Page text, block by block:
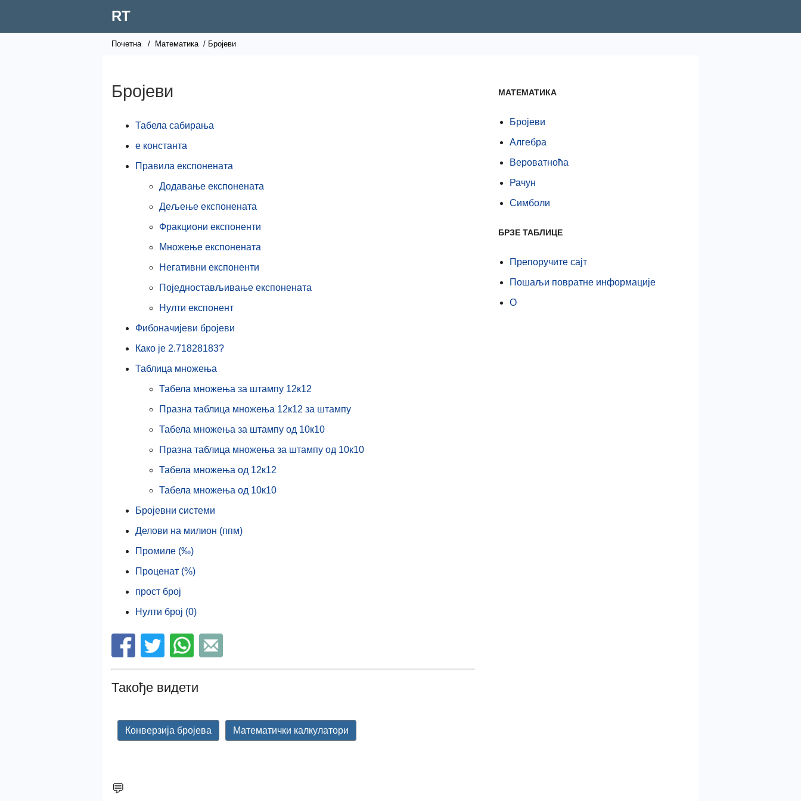
RT
Почетна / Математика / Бројеви
Бројеви
Табела сабирања
е константа
Правила експонената
Додавање експонената
Дељење експонената
Фракциони експоненти
Множење експонената
Негативни експоненти
Поједностављивање експонената
Нулти експонент
Фибоначијеви бројеви
Како је 2.71828183?
Таблица множења
Табела множења за штампу 12к12
Празна таблица множења 12к12 за штампу
Табела множења за штампу од 10к10
Празна таблица множења за штампу од 10к10
Табела множења од 12к12
Табела множења од 10к10
Бројевни системи
Делови на милион (ппм)
Промиле (‰)
Проценат (%)
прост број
Нулти број (0)
Такође видети
Конверзија бројева Математички калкулатори
💬
МАТЕМАТИКА
Бројеви
Алгебра
Вероватноћа
Рачун
Симболи
БРЗЕ ТАБЛИЦЕ
Препоручите сајт
Пошаљи повратне информације
О